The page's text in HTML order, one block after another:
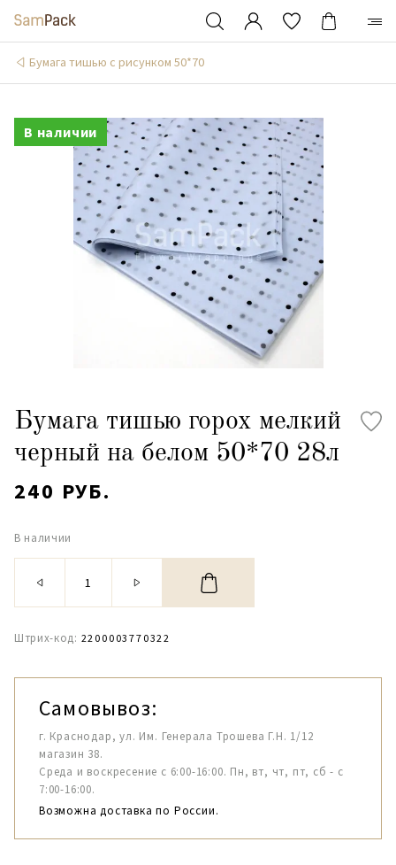
Бумага тишью с рисунком 50*70
В наличии
Бумага тишью горох мелкий
черный на белом 50*70 28л
240 РУБ.
В наличии
Штрих-код: 2200003770322
Самовывоз:
г. Краснодар, ул. Им. Генерала Трошева Г.Н. 1/12
магазин 38.
Среда и воскресение с 6:00-16:00. Пн, вт, чт, пт, сб - с
7:00-16:00.
Возможна доставка по России.